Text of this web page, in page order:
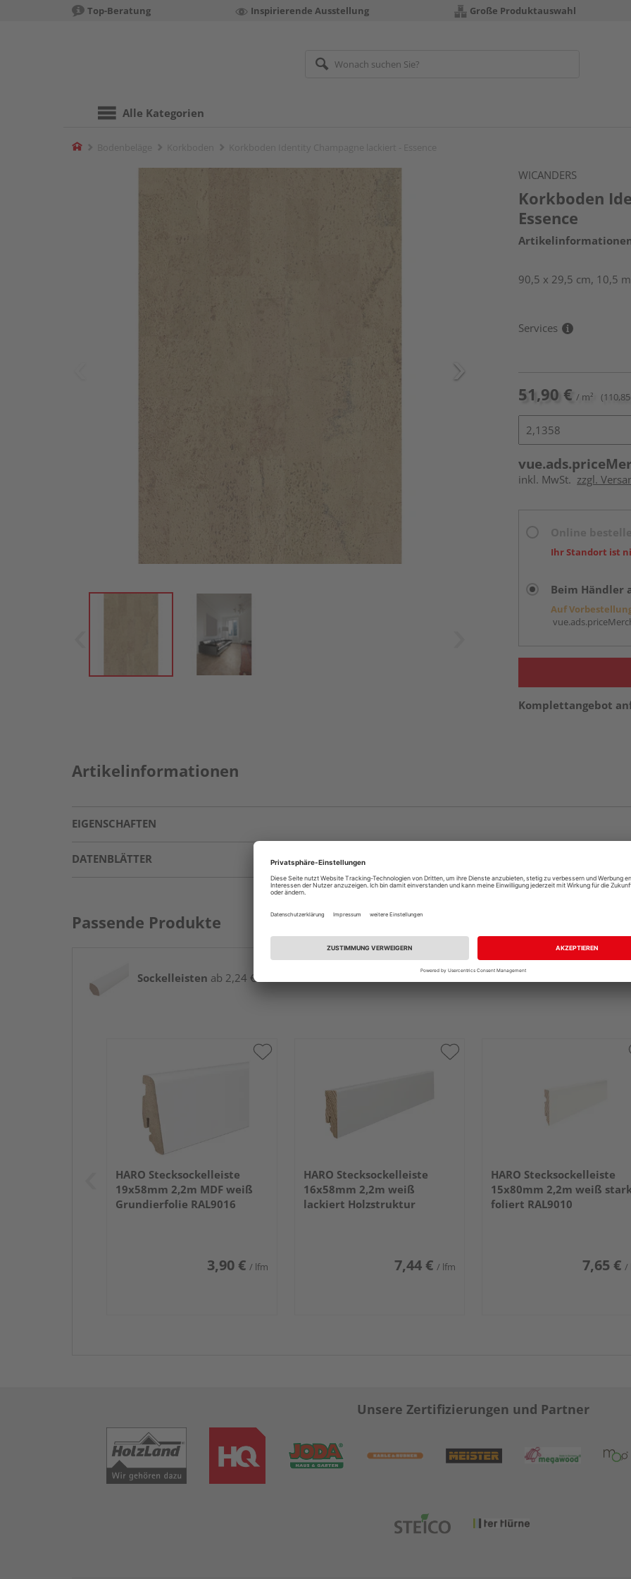
Top-Beratung Inspirierende Ausstellung Große Produktauswahl
Alle Kategorien
Home
WICANDERS
Korkboden
Essence
90,5 x 29,5 cm, 10,5
Services
51,90 € / m²
inkl. MwSt. zzgl.
Ihr Standort ist
Beim Händler
Auf
Komplettangebot
Artikelinformationen
EIGENSCHAFTEN
DATENBLÄTTER
Passende Produkte
Sockelleisten ab 2,24 € / lfm
HARO Stecksockelleiste
19x58mm 2,2m MDF weiß
Grundierfolie RAL9016
3,90 € / lfm
HARO Stecksockelleiste
16x58mm 2,2m weiß
lackiert Holzstruktur
7,44 € / lfm
HARO Stecksockelleiste
15x80mm 2,2m weiß
foliert RAL9010
7,65 € /
Unsere Zertifizierungen und Partner